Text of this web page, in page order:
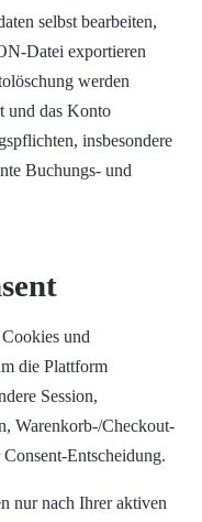
selbst bearbeiten,
Datei exportieren
werden
und das Konto
insbesondere
Buchungs- und
und
die Plattform
Session,
Warenkorb-/Checkout-
Entscheidung.
nur nach Ihrer aktiven